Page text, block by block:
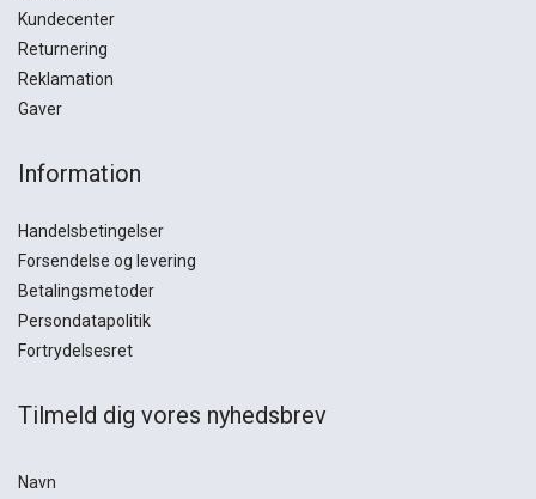
Kundecenter
Returnering
Reklamation
Gaver
Information
Handelsbetingelser
Forsendelse og levering
Betalingsmetoder
Persondatapolitik
Fortrydelsesret
Tilmeld dig vores nyhedsbrev